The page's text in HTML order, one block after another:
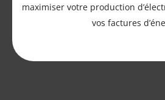
maximiser votre production
vos factures